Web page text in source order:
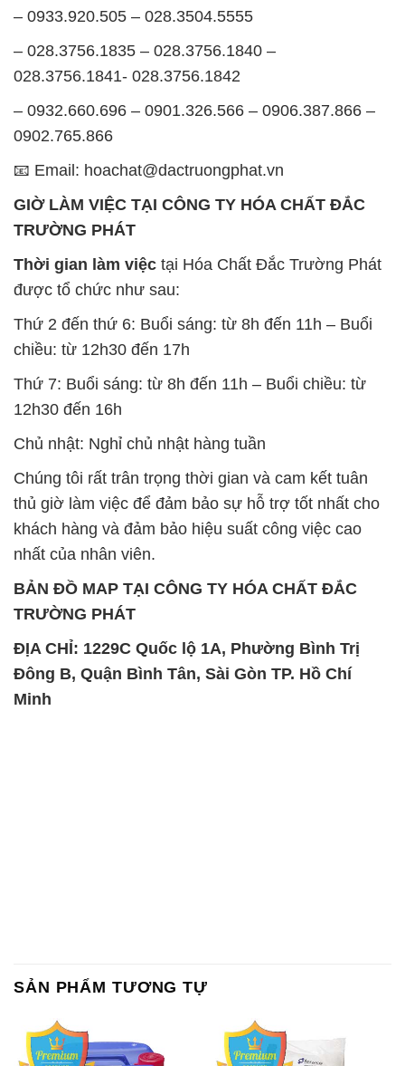
– 0933.920.505 – 028.3504.5555
– 028.3756.1835 – 028.3756.1840 –
028.3756.1841- 028.3756.1842
– 0932.660.696 – 0901.326.566 – 0906.387.866 –
0902.765.866
📧 Email: hoachat@dactruongphat.vn
GIỜ LÀM VIỆC TẠI CÔNG TY HÓA CHẤT ĐẮC
TRƯỜNG PHÁT
Thời gian làm việc tại Hóa Chất Đắc Trường Phát
được tổ chức như sau:
Thứ 2 đến thứ 6: Buổi sáng: từ 8h đến 11h – Buổi
chiều: từ 12h30 đến 17h
Thứ 7: Buổi sáng: từ 8h đến 11h – Buổi chiều: từ
12h30 đến 16h
Chủ nhật: Nghỉ chủ nhật hàng tuần
Chúng tôi rất trân trọng thời gian và cam kết tuân
thủ giờ làm việc để đảm bảo sự hỗ trợ tốt nhất cho
khách hàng và đảm bảo hiệu suất công việc cao
nhất của nhân viên.
BẢN ĐỒ MAP TẠI CÔNG TY HÓA CHẤT ĐẮC
TRƯỜNG PHÁT
ĐỊA CHỈ: 1229C Quốc lộ 1A, Phường Bình Trị
Đông B, Quận Bình Tân, Sài Gòn TP. Hồ Chí
Minh
SẢN PHẨM TƯƠNG TỰ